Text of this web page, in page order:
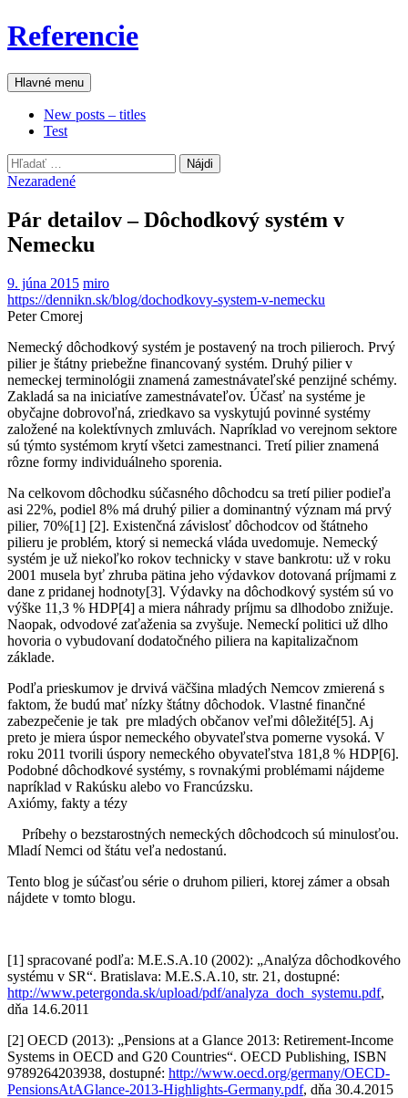
Preskočiť
na
Referencie
Hľadať
Hlavné menu
New posts – titles
Test
Hľadať:
Nezaradené
Pár detailov – Dôchodkový systém v
Nemecku
9. júna 2015 miro
https://dennikn.sk/blog/dochodkovy-system-v-nemecku
Peter Cmorej
Nemecký dôchodkový systém je postavený na troch pilieroch. Prvý
pilier je štátny priebežne financovaný systém. Druhý pilier v
nemeckej terminológii znamená zamestnávateľské penzijné schémy.
Zakladá sa na iniciatíve zamestnávateľov. Účasť na systéme je
obyčajne dobrovoľná, zriedkavo sa vyskytujú povinné systémy
založené na kolektívnych zmluvách. Napríklad vo verejnom sektore
sú týmto systémom krytí všetci zamestnanci. Tretí pilier znamená
rôzne formy individuálneho sporenia.
Na celkovom dôchodku súčasného dôchodcu sa tretí pilier podieľa
asi 22%, podiel 8% má druhý pilier a dominantný význam má prvý
pilier, 70%[1] [2]. Existenčná závislosť dôchodcov od štátneho
pilieru je problém, ktorý si nemecká vláda uvedomuje. Nemecký
systém je už niekoľko rokov technicky v stave bankrotu: už v roku
2001 musela byť zhruba pätina jeho výdavkov dotovaná príjmami z
dane z pridanej hodnoty[3]. Výdavky na dôchodkový systém sú vo
výške 11,3 % HDP[4] a miera náhrady príjmu sa dlhodobo znižuje.
Naopak, odvodové zaťaženia sa zvyšuje. Nemeckí politici už dlho
hovoria o vybudovaní dodatočného piliera na kapitalizačnom
základe.
Podľa prieskumov je drvivá väčšina mladých Nemcov zmierená s
faktom, že budú mať nízky štátny dôchodok. Vlastné finančné
zabezpečenie je tak pre mladých občanov veľmi dôležité[5]. Aj
preto je miera úspor nemeckého obyvateľstva pomerne vysoká. V
roku 2011 tvorili úspory nemeckého obyvateľstva 181,8 % HDP[6].
Podobné dôchodkové systémy, s rovnakými problémami nájdeme
napríklad v Rakúsku alebo vo Francúzsku.
Axiómy, fakty a tézy
Príbehy o bezstarostných nemeckých dôchodcoch sú minulosťou.
Mladí Nemci od štátu veľa nedostanú.
Tento blog je súčasťou série o druhom pilieri, ktorej zámer a obsah
nájdete v tomto blogu.
[1] spracované podľa: M.E.S.A.10 (2002): „Analýza dôchodkového
systému v SR“. Bratislava: M.E.S.A.10, str. 21, dostupné:
http://www.petergonda.sk/upload/pdf/analyza_doch_systemu.pdf,
dňa 14.6.2011
[2] OECD (2013): „Pensions at a Glance 2013: Retirement-Income
Systems in OECD and G20 Countries“. OECD Publishing, ISBN
9789264203938, dostupné: http://www.oecd.org/germany/OECD-
PensionsAtAGlance-2013-Highlights-Germany.pdf, dňa 30.4.2015